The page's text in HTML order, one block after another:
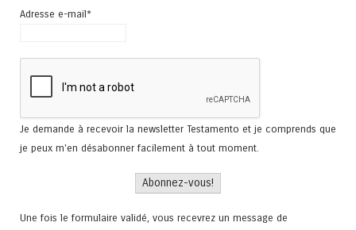
Adresse e-mail*
Je demande à recevoir la newsletter Testamento et je comprends que
je peux m'en désabonner facilement à tout moment.
Une fois le formulaire validé, vous recevrez un message de